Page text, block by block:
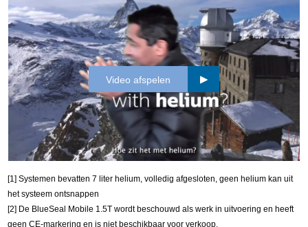
Video afspelen
[1] Systemen bevatten 7 liter helium, volledig afgesloten, geen helium kan uit
het systeem ontsnappen
[2] De BlueSeal Mobile 1.5T wordt beschouwd als werk in uitvoering en heeft
geen CE-markering en is niet beschikbaar voor verkoop.